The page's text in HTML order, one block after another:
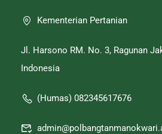
Kementerian Pertanian
Jl. Harsono RM. No. 3, Ragunan
Indonesia
(Humas) 082345617676